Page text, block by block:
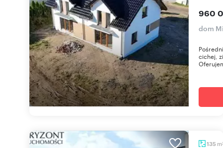
960
dom
cichej,
135 m